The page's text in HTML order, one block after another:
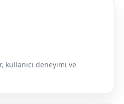
kullanıcı deneyimi ve